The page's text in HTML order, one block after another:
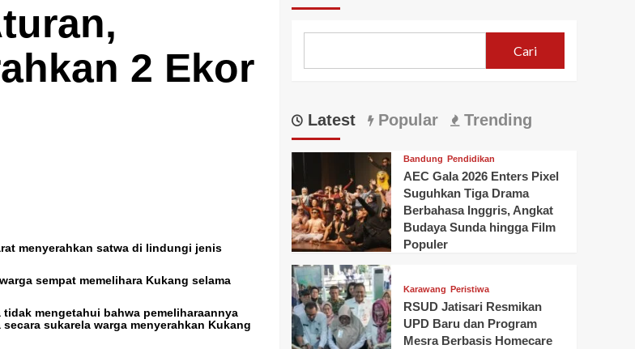
2 Ekor
menyerahkan satwa di lindungi jenis
sempat memelihara Kukang selama
mengetahui bahwa pemeliharaannya
sukarela warga menyerahkan Kukang
Cari
Latest Popular Trending
Bandung Pendidikan
AEC Gala 2026 Enters Pixel
Suguhkan Tiga Drama
Berbahasa Inggris, Angkat
Budaya Sunda hingga Film
Populer
Karawang Peristiwa
RSUD Jatisari Resmikan
UPD Baru dan Program
Mesra Berbasis Homecare